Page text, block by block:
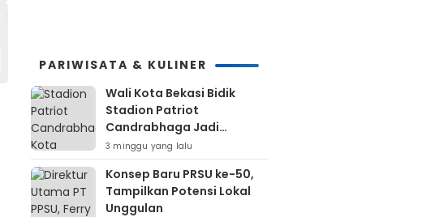
PARIWISATA & KULINER
Wali Kota Bekasi Bidik
Stadion Patriot
Candrabhaga Jadi
Kawasan Sport City Dan
Sport Tourism
3 minggu yang lalu
Konsep Baru PRSU ke-50,
Tampilkan Potensi Lokal
Unggulan